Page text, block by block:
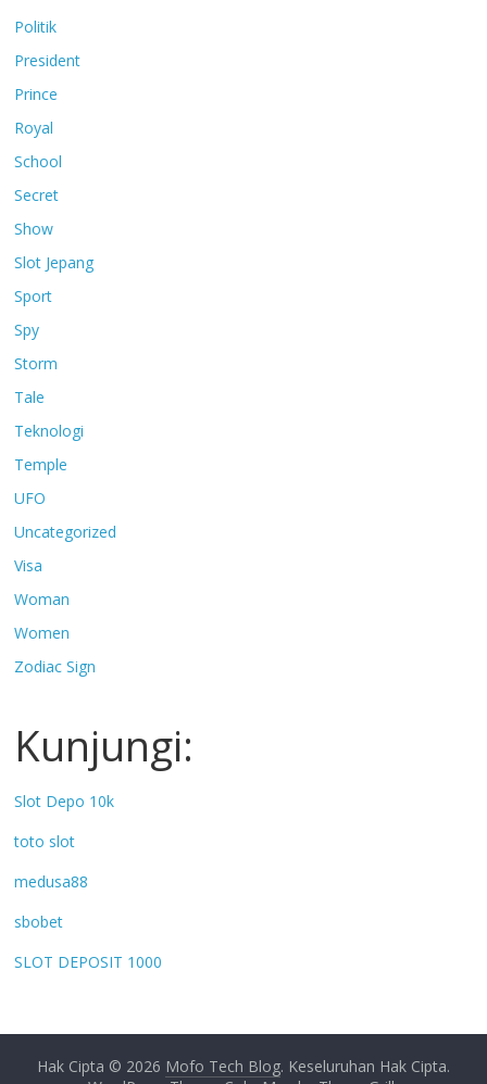
Politik
President
Prince
Royal
School
Secret
Show
Slot Jepang
Sport
Spy
Storm
Tale
Teknologi
Temple
UFO
Uncategorized
Visa
Woman
Women
Zodiac Sign
Kunjungi:
Slot Depo 10k
toto slot
medusa88
sbobet
SLOT DEPOSIT 1000
Hak Cipta © 2026 Mofo Tech Blog. Keseluruhan Hak Cipta.